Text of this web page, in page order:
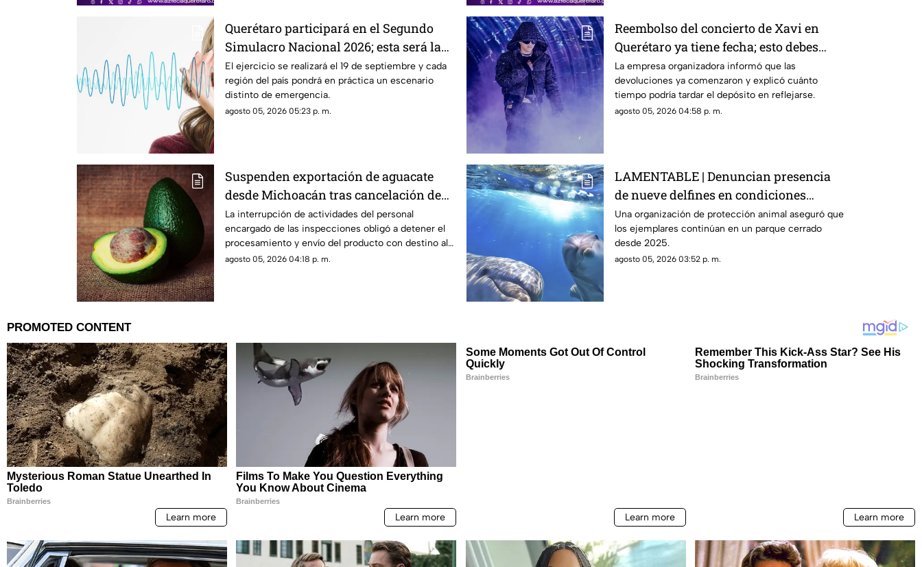
Querétaro participará en el Segundo
Simulacro Nacional 2026; esta será la
HORA EXACTA
El ejercicio se realizará el 19 de septiembre y cada
región del país pondrá en práctica un escenario
distinto de emergencia.
agosto 05, 2026 05:23 p. m.
Reembolso del concierto de Xavi en
Querétaro ya tiene fecha; esto debes
hacer
La empresa organizadora informó que las
devoluciones ya comenzaron y explicó cuánto
tiempo podría tardar el depósito en reflejarse.
agosto 05, 2026 04:58 p. m.
Suspenden exportación de aguacate
desde Michoacán tras cancelación de
actividades
La interrupción de actividades del personal
encargado de las inspecciones obligó a detener el
procesamiento y envío del producto con destino al
mercado estadounidense.
agosto 05, 2026 04:18 p. m.
LAMENTABLE | Denuncian presencia
de nueve delfines en condiciones
críticas dentro de un delfinario
abandonado
Una organización de protección animal aseguró que
los ejemplares continúan en un parque cerrado
desde 2025.
agosto 05, 2026 03:52 p. m.